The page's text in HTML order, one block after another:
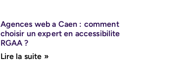
Agences web a Caen : comment
choisir un expert en accessibilite
RGAA ?
Lire la suite »